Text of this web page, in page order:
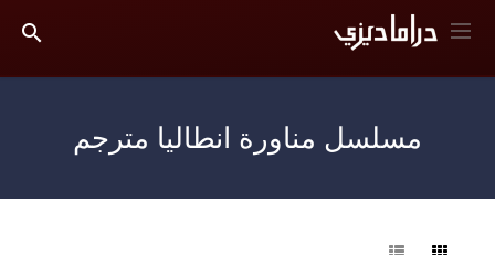
مسلسل مناورة انطاليا مترجم